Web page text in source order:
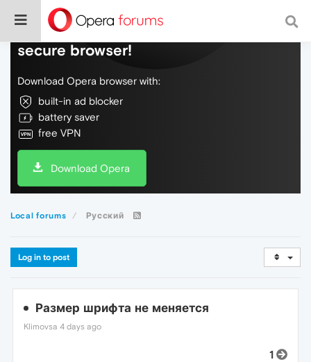
Do more on the web, with a fast and
secure browser!
Download Opera browser with:
built-in ad blocker
battery saver
free VPN
Download Opera
Local forums Русский
Log in to post
Размер шрифта не меняется
Klimovsa 4 days ago
1